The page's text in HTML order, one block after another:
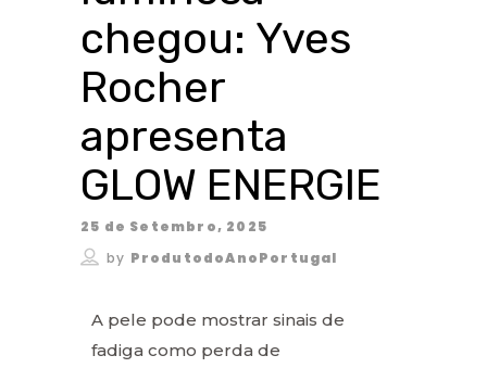
chegou: Yves
Rocher
apresenta
GLOW ENERGIE
25 de Setembro, 2025
by ProdutodoAnoPortugal
A pele pode mostrar sinais de
fadiga como perda de